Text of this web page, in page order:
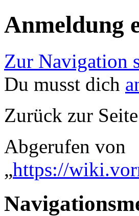
Anmeldung
Zur Navigation
Du musst dich
Zurück zur Seite
Abgerufen von
„https://